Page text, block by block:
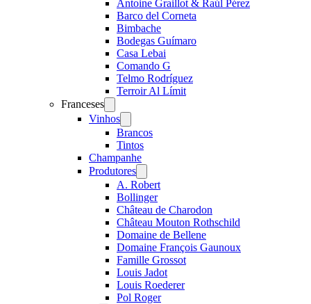
Antoine Graillot & Raúl Pérez
Barco del Corneta
Bimbache
Bodegas Guímaro
Casa Lebai
Comando G
Telmo Rodríguez
Terroir Al Límit
Franceses
menu
Vinhos
menu
Brancos
Tintos
Champanhe
Produtores
menu
A. Robert
Bollinger
Château de Charodon
Château Mouton Rothschild
Domaine de Bellene
Domaine François Gaunoux
Famille Grossot
Louis Jadot
Louis Roederer
Pol Roger